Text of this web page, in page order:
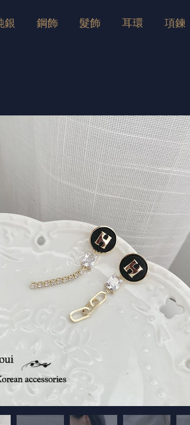
銀 鋼飾 髮飾 耳環 項鍊